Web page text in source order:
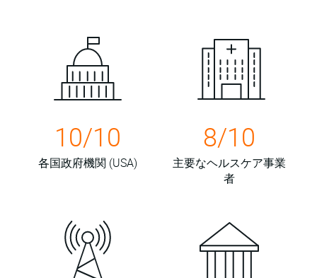
10/10
各国政府機関 (USA)
8/10
主要なヘルスケア事業
者